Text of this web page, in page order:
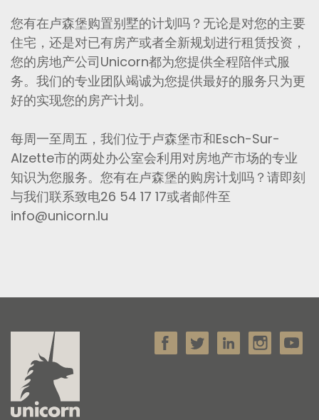
您有在卢森堡购置别墅的计划吗？无论是对您的主要
住宅，还是对已有房产或者全新规划进行租赁投资，
您的房地产公司Unicorn都为您提供全程陪伴式服
务。我们的专业团队竭诚为您提供最好的服务只为更
好的实现您的房产计划。
每周一至周五，我们位于卢森堡市和Esch-Sur-
Alzette市的两处办公室会利用对房地产市场的专业
知识为您服务。您有在卢森堡的购房计划吗？请即刻
与我们联系致电26 54 17 17或者邮件至
info@unicorn.lu